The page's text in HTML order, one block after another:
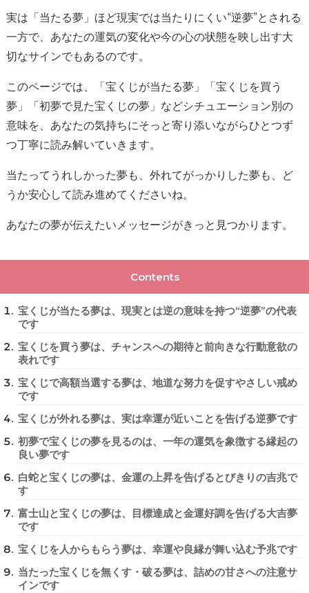
実は「当たる夢」ほど現実では当たりにくい“逆夢”とされる
一方で、あなたの運気の変化や今の心の状態を映し出す大
切なサインでもあるのです。
このページでは、「宝くじが当たる夢」「宝くじを買う
夢」「初夢で見た宝くじの夢」などシチュエーション別の
意味を、あなたの気持ちにそっと寄り添いながらひとつず
つ丁寧に読み解いていきます。
当たってうれしかった夢も、外れてがっかりした夢も、ど
うか安心して読み進めてくださいね。
あなたの夢が伝えたいメッセージがきっと見つかります。
Contents
宝くじが当たる夢は、現実とは逆の意味を持つ“逆夢”の代表
です
宝くじを買う夢は、チャンスへの期待と前向きな行動意欲の
表れです
宝くじで高額当選する夢は、地道な努力を促すやさしい戒め
です
宝くじが外れる夢は、実は幸運が近いことを告げる逆夢です
初夢で宝くじの夢を見るのは、一年の運気を象徴する縁起の
良い夢です
白蛇と宝くじの夢は、金運の上昇を告げるとびきりの吉兆で
す
富士山と宝くじの夢は、目標達成と金運好調を告げる大吉夢
です
宝くじを人からもらう夢は、幸運や良縁が舞い込む予兆です
当たった宝くじを無くす・破る夢は、詰めの甘さへの注意サ
インです